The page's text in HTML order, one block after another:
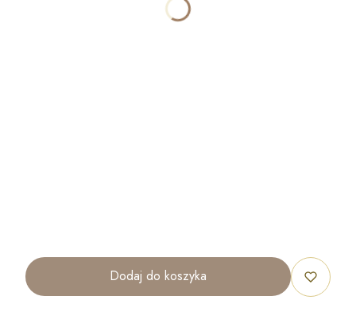
Dodaj do koszyka